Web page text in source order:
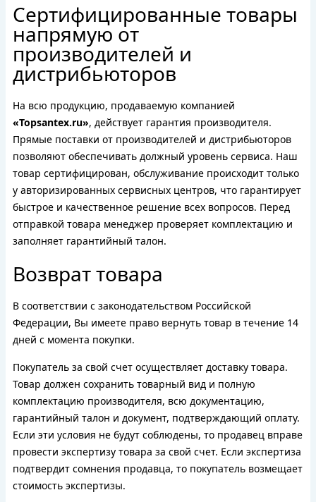
Сертифицированные товары
напрямую от
производителей и
дистрибьюторов
На всю продукцию, продаваемую компанией
«Topsantex.ru», действует гарантия производителя.
Прямые поставки от производителей и дистрибьюторов
позволяют обеспечивать должный уровень сервиса. Наш
товар сертифицирован, обслуживание происходит только
у авторизированных сервисных центров, что гарантирует
быстрое и качественное решение всех вопросов. Перед
отправкой товара менеджер проверяет комплектацию и
заполняет гарантийный талон.
Возврат товара
В соответствии с законодательством Российской
Федерации, Вы имеете право вернуть товар в течение 14
дней с момента покупки.
Покупатель за свой счет осуществляет доставку товара.
Товар должен сохранить товарный вид и полную
комплектацию производителя, всю документацию,
гарантийный талон и документ, подтверждающий оплату.
Если эти условия не будут соблюдены, то продавец вправе
провести экспертизу товара за свой счет. Если экспертиза
подтвердит сомнения продавца, то покупатель возмещает
стоимость экспертизы.